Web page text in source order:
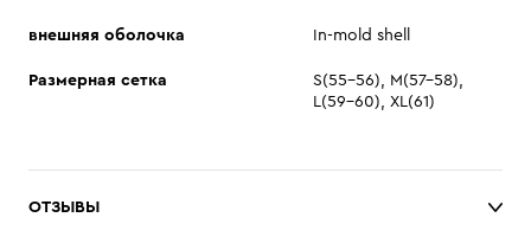
внешняя оболочка In-mold shell
Размерная сетка
S(55-56), M(57–58),
L(59–60), XL(61)
ОТЗЫВЫ